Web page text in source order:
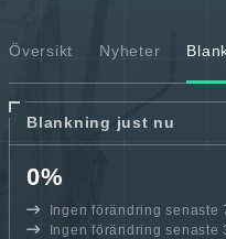
Översikt Nyheter
Blankning just nu
0%
Ingen förändring senaste
Ingen förändring senaste